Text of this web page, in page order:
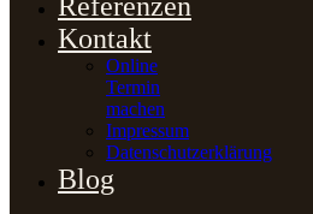
Kontakt
Online
Termin
machen
Impressum
Datenschutzerklärung
Blog